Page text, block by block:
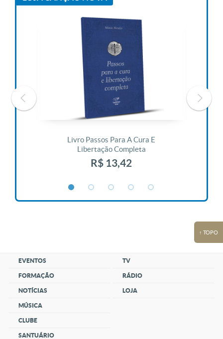
Livro Passos Para A Cura E
Libertação Completa
R$ 13,42
↑ TOPO
EVENTOS
FORMAÇÃO
NOTÍCIAS
MÚSICA
CLUBE
SANTUÁRIO
TV
RÁDIO
LOJA